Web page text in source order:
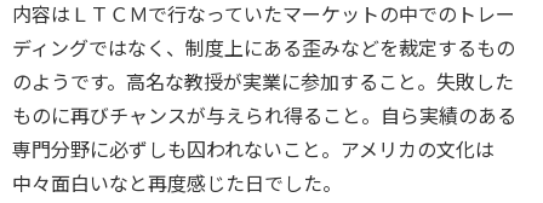
内容はＬＴＣＭで行なっていたマーケットの中でのトレー
ディングではなく、制度上にある歪みなどを裁定するもの
のようです。高名な教授が実業に参加すること。失敗した
ものに再びチャンスが与えられ得ること。自ら実績のある
専門分野に必ずしも囚われないこと。アメリカの文化は
中々面白いなと再度感じた日でした。